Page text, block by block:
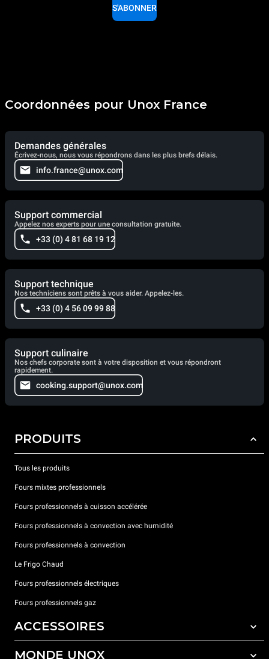
S'ABONNER
Coordonnées pour Unox France
Demandes générales
Écrivez-nous, nous vous répondrons dans les plus brefs délais.
info.france@unox.com
Support commercial
Appelez nos experts pour une consultation gratuite.
+33 (0) 4 81 68 19 12
Support technique
Nos techniciens sont prêts à vous aider. Appelez-les.
+33 (0) 4 56 09 99 88
Support culinaire
Nos chefs corporate sont à votre disposition et vous répondront
rapidement.
cooking.support@unox.com
PRODUITS
Tous les produits
Fours mixtes professionnels
Fours professionnels à cuisson accélérée
Fours professionnels à convection avec humidité
Fours professionnels à convection
Le Frigo Chaud
Fours professionnels électriques
Fours professionnels gaz
ACCESSOIRES
Tous les accessoires
MONDE UNOX